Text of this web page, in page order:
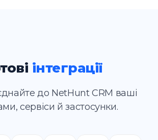
інтеграції
до NetHunt CRM ваші
сервіси й застосунки.